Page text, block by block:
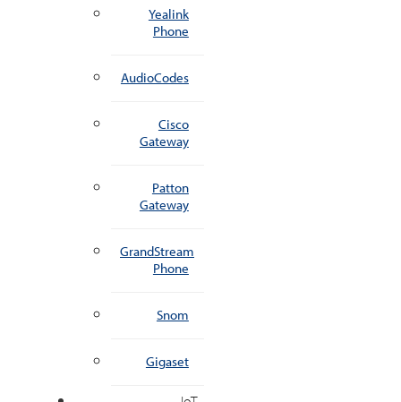
Yealink
Phone
AudioCodes
Cisco
Gateway
Patton
Gateway
GrandStream
Phone
Snom
Gigaset